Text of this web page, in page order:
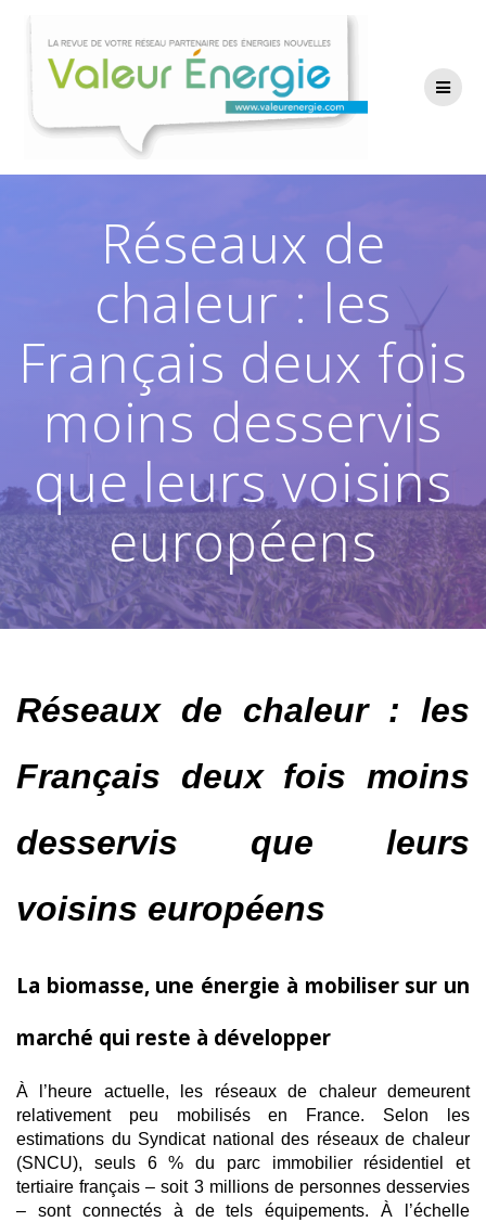
contenu
Réseaux de
chaleur : les
Français deux fois
moins desservis
que leurs voisins
européens
Réseaux de chaleur : les
Français deux fois moins
desservis que leurs
voisins européens
La biomasse, une énergie à mobiliser sur un
marché qui reste à développer
À l’heure actuelle, les réseaux de chaleur demeurent
relativement peu mobilisés en France. Selon les
estimations du Syndicat national des réseaux de chaleur
(SNCU), seuls 6 % du parc immobilier résidentiel et
tertiaire français – soit 3 millions de personnes desservies
– sont connectés à de tels équipements. À l’échelle